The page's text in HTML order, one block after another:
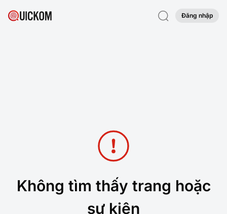
Đăng nhập
Không tìm thấy trang hoặc
sự kiện